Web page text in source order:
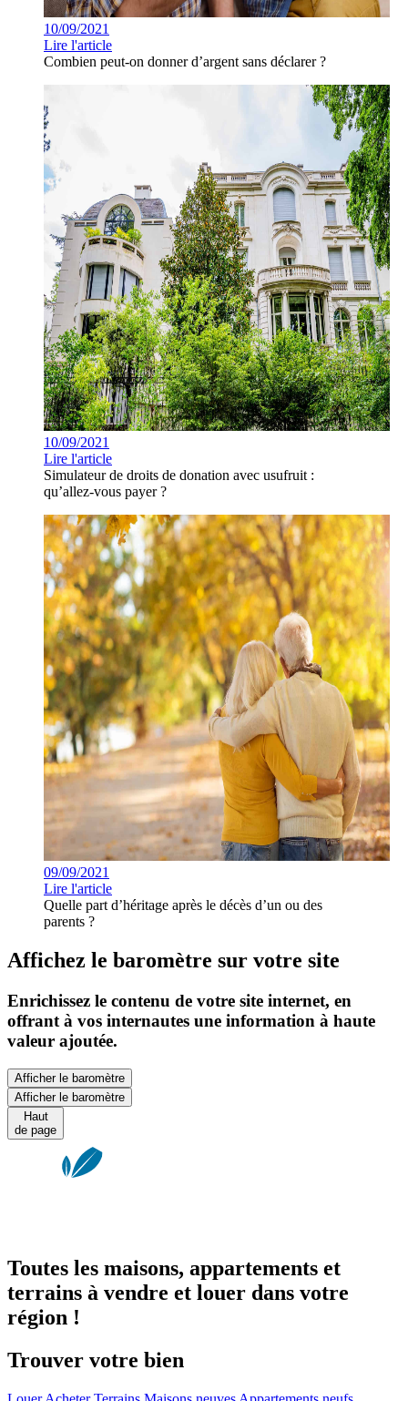
10/09/2021
Lire l'article
Combien peut-on donner d’argent sans déclarer ?
10/09/2021
Lire l'article
Simulateur de droits de donation avec usufruit :
qu’allez-vous payer ?
09/09/2021
Lire l'article
Quelle part d’héritage après le décès d’un ou des
parents ?
Affichez le baromètre sur votre site
Enrichissez le contenu de votre site internet, en
offrant à vos internautes une information à haute
valeur ajoutée.
Afficher le baromètre
Afficher le baromètre
Haut
de page
Toutes les maisons, appartements et
terrains à vendre et louer dans votre
région !
Trouver votre bien